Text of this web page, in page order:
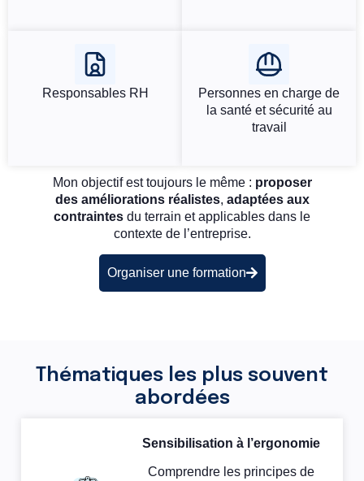
Responsables RH
Personnes en charge de
la santé et sécurité au
travail
Mon objectif est toujours le même : proposer
des améliorations réalistes, adaptées aux
contraintes du terrain et applicables dans le
contexte de l’entreprise.
Organiser une formation
Thématiques les plus souvent
abordées
Sensibilisation à l’ergonomie
Comprendre les principes de